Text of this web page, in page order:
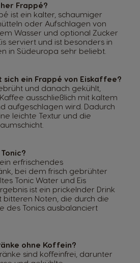
Frappé?
ist ein kalter, schaumiger
oder Aufschlagen von
Wasser und optional Zucker
serviert und ist besonders in
in Südeuropa sehr beliebt.
ein Frappé von Eiskaffee?
und danach gekühlt,
ausschließlich mit kaltem
aufgeschlagen wird. Dadurch
leichte Textur und die
ein erfrischendes
bei dem frisch gebrühter
Tonic Water und Eis
ist ein prickelnder Drink
bitteren Noten, die durch die
des Tonics ausbalanciert
ohne Koffein?
sind koffeinfrei, darunter